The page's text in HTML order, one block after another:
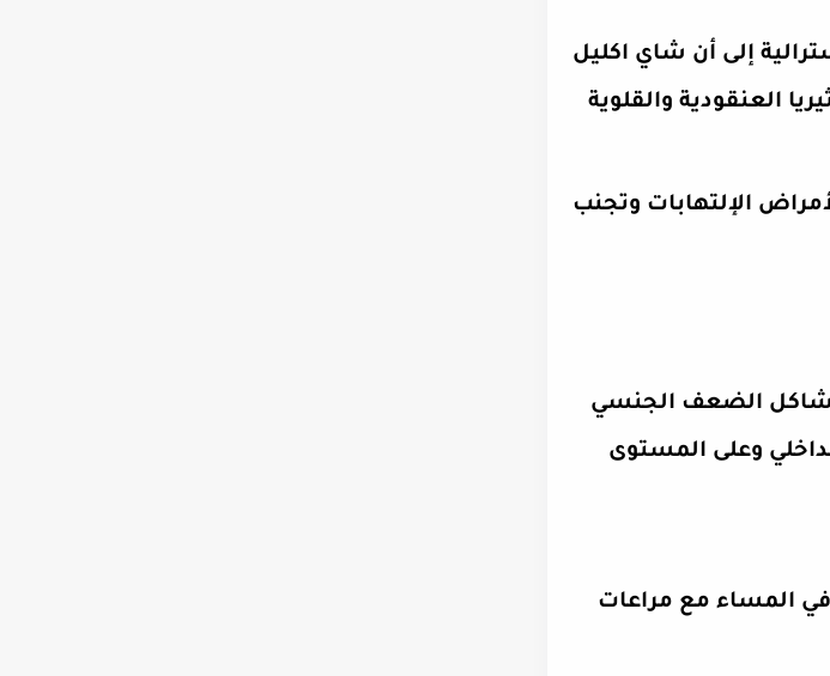
إلى أن شاي اكليل
العنقودية والقلوية
الإلتهابات وتجنب
الضعف الجنسي
وعلى المستوى
المساء مع مراعات